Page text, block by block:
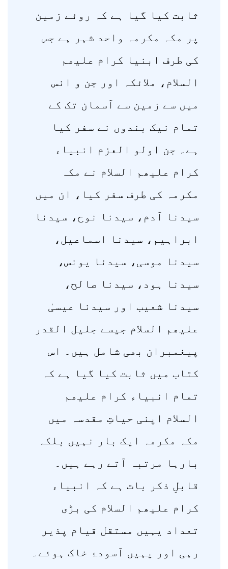
ثابت کیا گیا ہے کہ روئے زمین
پر مکہ مکرمہ واحد شہر ہے جس
کی طرف ابنیا کرام علیھم
السلام، ملائکہ اور جن و انس
میں سے زمین سے آسمان تک کے
تمام نیک بندوں نے سفر کیا
ہے۔ جن اولو العزم انبیاء
کرام علیھم السلام نے مکہ
مکرمہ کی طرف سفر کیا، ان میں
سیدنا آدم، سیدنا نوح، سیدنا
ابراہیم، سیدنا اسماعیل،
سیدنا موسی، سیدنا یونس،
سیدنا ہود، سیدنا صالح،
سیدنا شعیب اور سیدنا عیسیٰ
علیھم السلام جیسے جلیل القدر
پیغمبران بھی شامل ہیں۔ اس
کتاب میں ثابت کیا گیا ہے کہ
تمام انبیاء کرام علیھم
السلام اپنی حیاتِ مقدسہ میں
مکہ مکرمہ ایک بار نہیں بلکہ
بارہا مرتبہ آتے رہے ہیں۔
قابلِ ذکر بات ہے کہ انبیاء
کرام علیھم السلام کی بڑی
تعداد یہیں مستقل قیام پذیر
رہی اور یہیں آسودۂ خاک ہوئے۔